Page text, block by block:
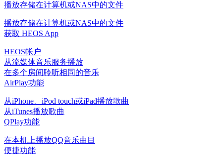
播放存储在计算机或NAS中的文件
播放存储在计算机或NAS中的文件
获取 HEOS App
HEOS帐户
从流媒体音乐服务播放
在多个房间聆听相同的音乐
AirPlay功能
从iPhone、iPod touch或iPad播放歌曲
从iTunes播放歌曲
QPlay功能
在本机上播放QQ音乐曲目
便捷功能